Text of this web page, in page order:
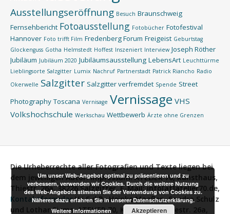
Ausstellungseröffnung Besuch Braunschweig
Fernsehbericht Fotoausstellung Fotobücher Fotofestival
Hannover Foto trifft Film Fredenberg Forum Freigeist Geburtstag
Glockenguss Gotha Helmstedt Hoffest Inszeniert Interview Joseph Röther
Jubiläum Jubiläum 2020 Jubiläumsausstellung LebensArt Leuchttürme
Lieblingsorte Salzgitter Lumix Nachruf Partnerstadt Patrick Riancho Radio
Okerwelle Salzgitter Salzgitter verfremdet Spende Street
Photography Toscana Vernisage Vernissage VHS
Volkshochschule Werkschau Wettbewerb Ärzte ohne Grenzen
Die Urheberrechte aller Fotografien und Texte liegen bei
dem jeweiligen Autor.Impressum: ATELIER 70, Kunsthaus,
Thiestr. 26a, 38226 Salzgitter, E-Mail: info[at]atelier70.de,
Kontaktformular V.i.S.d.P.:Heinke Maaßen, Sandra Schulz
und Lothar Siems, ATELIER 70, Kunsthaus, Thiestr. 26a,
Um unser Web-Angebot optimal zu präsentieren und zu
verbessern, verwenden wir Cookies. Durch die weitere Nutzung
des Web-Angebots stimmen Sie der Verwendung von Cookies zu.
Näheres dazu erfahren Sie in unserer Datenschutzerklärung.
Weitere Informationen
Akzeptieren